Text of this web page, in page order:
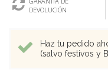
DEVOLUCIÓN
Haz tu pedido
(salvo festivos y